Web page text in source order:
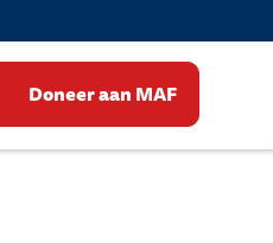
Doneer aan MAF